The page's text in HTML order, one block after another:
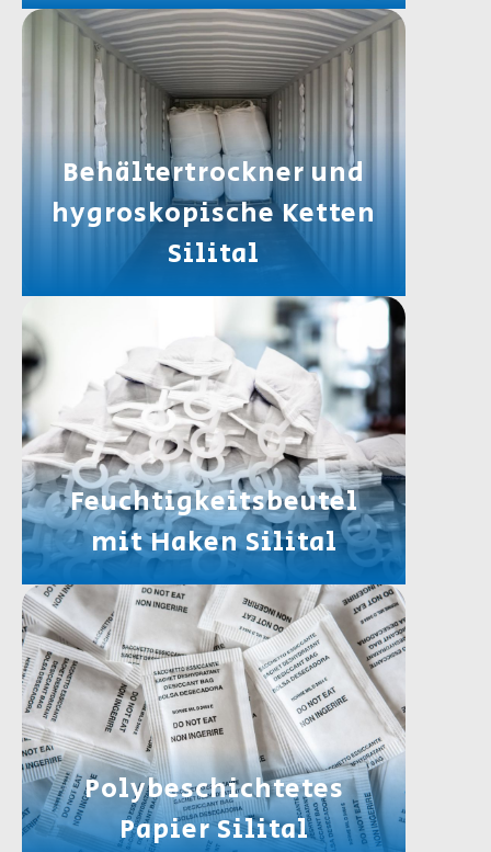
Behältertrockner und
hygroskopische Ketten
Silital
Feuchtigkeitsbeutel
mit Haken Silital
Polybeschichtetes
Papier Silital